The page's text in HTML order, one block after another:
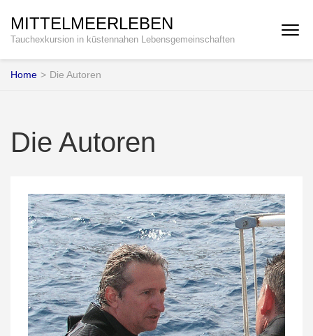
MITTELMEERLEBEN
Tauchexkursion in küstennahen Lebensgemeinschaften
Home > Die Autoren
Die Autoren